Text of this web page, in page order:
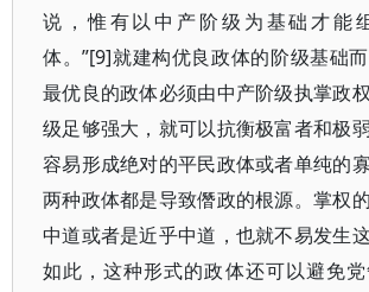
说，惟有以中产阶级为基础才能
体。”[9]就建构优良政体的阶级基础
最优良的政体必须由中产阶级执掌政
级足够强大，就可以抗衡极富者和极
容易形成绝对的平民政体或者单纯的
两种政体都是导致僭政的根源。掌权
中道或者是近乎中道，也就不易发生
如此，这种形式的政体还可以避免